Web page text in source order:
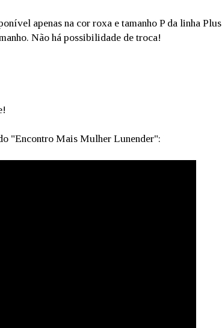
apenas na cor roxa e tamanho P da linha
Não há possibilidade de troca!
"Encontro Mais Mulher Lunender":